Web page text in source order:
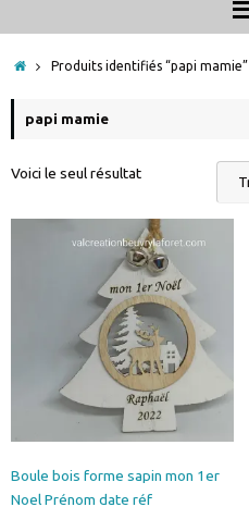
Accueil
Produits identifiés “papi mamie”
papi mamie
Voici le seul résultat
Boule bois forme sapin mon 1er
Noel Prénom date réf